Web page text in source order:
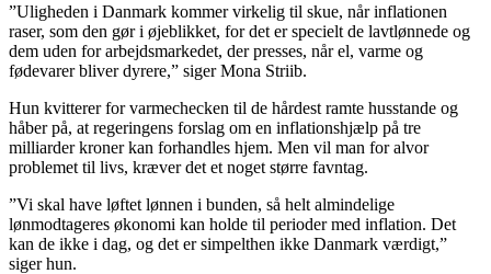
”Uligheden i Danmark kommer virkelig til skue, når inflationen
raser, som den gør i øjeblikket, for det er specielt de lavtlønnede og
dem uden for arbejdsmarkedet, der presses, når el, varme og
fødevarer bliver dyrere,” siger Mona Striib.
Hun kvitterer for varmechecken til de hårdest ramte husstande og
håber på, at regeringens forslag om en inflationshjælp på tre
milliarder kroner kan forhandles hjem. Men vil man for alvor
problemet til livs, kræver det et noget større favntag.
”Vi skal have løftet lønnen i bunden, så helt almindelige
lønmodtageres økonomi kan holde til perioder med inflation. Det
kan de ikke i dag, og det er simpelthen ikke Danmark værdigt,”
siger hun.